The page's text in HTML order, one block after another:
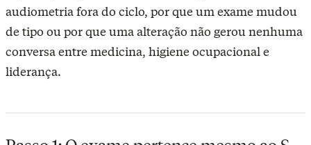
audiometria fora do ciclo, por que um exame mudou
de tipo ou por que uma alteração não gerou nenhuma
conversa entre medicina, higiene ocupacional e
liderança.